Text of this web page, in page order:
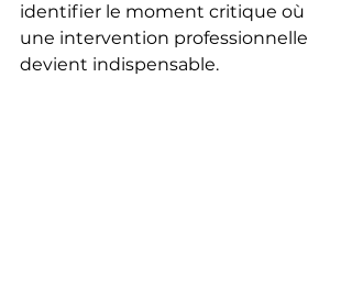
identifier le moment critique où
une intervention professionnelle
devient indispensable.